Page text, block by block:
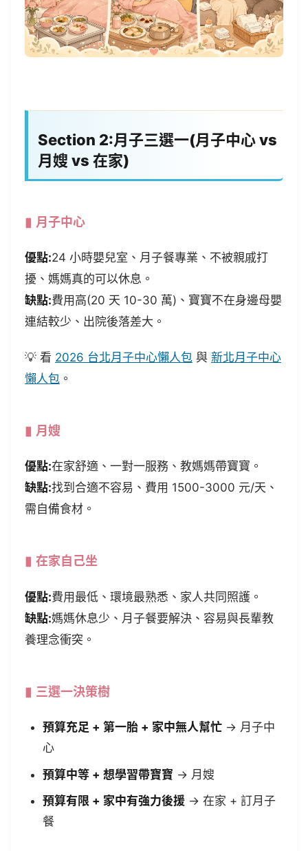
Section 2:月子三選一(月子中心 vs
月嫂 vs 在家)
月子中心
優點:24 小時嬰兒室、月子餐專業、不被親戚打
擾、媽媽真的可以休息。
缺點:費用高(20 天 10-30 萬)、寶寶不在身邊母嬰
連結較少、出院後落差大。
💡 看 2026 台北月子中心懶人包 與 新北月子中心
懶人包 。
月嫂
優點:在家舒適、一對一服務、教媽媽帶寶寶。
缺點:找到合適不容易、費用 1500-3000 元/天、
需自備食材。
在家自己坐
優點:費用最低、環境最熟悉、家人共同照護。
缺點:媽媽休息少、月子餐要解決、容易與長輩教
養理念衝突。
三選一決策樹
預算充足 + 第一胎 + 家中無人幫忙→ 月子中
心
預算中等 + 想學習帶寶寶 → 月嫂
預算有限 + 家中有強力後援→ 在家 + 訂月子
餐